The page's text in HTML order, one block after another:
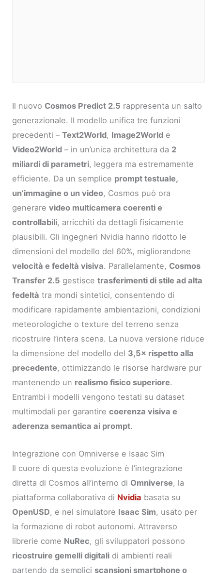
Il nuovo Cosmos Predict 2.5 rappresenta un salto
generazionale. Il modello unifica tre funzioni
precedenti –Text2World, Image2World e
Video2World – in un’unica architettura da 2
miliardi di parametri, leggera ma estremamente
efficiente. Da un semplice prompt testuale,
un’immagine o un video, Cosmos può ora
generarevideo multicamera coerenti e
controllabili, arricchiti da dettagli fisicamente
plausibili. Gli ingegneri Nvidia hanno ridotto le
dimensioni del modello del 60%, migliorandone
velocità e fedeltà visiva. Parallelamente, Cosmos
Transfer 2.5 gestiscetrasferimenti di stile ad alta
fedeltà tra mondi sintetici, consentendo di
modificare rapidamente ambientazioni, condizioni
meteorologiche o texture del terreno senza
ricostruire l’intera scena. La nuova versione riduce
la dimensione del modello del 3,5× rispetto alla
precedente, ottimizzando le risorse hardware pur
mantenendo un realismo fisico superiore.
Entrambi i modelli vengono testati su dataset
multimodali per garantirecoerenza visiva e
aderenza semantica ai prompt.
Integrazione con Omniverse e Isaac Sim
Il cuore di questa evoluzione è l’integrazione
diretta di Cosmos all’interno di Omniverse, la
piattaforma collaborativa di Nvidia basata su
OpenUSD, e nel simulatore Isaac Sim, usato per
la formazione di robot autonomi. Attraverso
librerie come NuRec, gli sviluppatori possono
ricostruire gemelli digitali di ambienti reali
partendo da semplici scansioni smartphone o